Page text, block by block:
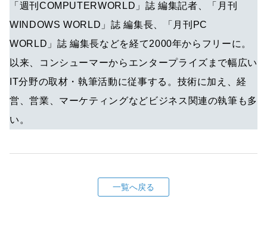
「週刊COMPUTERWORLD」誌 編集記者、「月刊
WINDOWS WORLD」誌 編集長、「月刊PC
WORLD」誌 編集長などを経て2000年からフリーに。
以来、コンシューマーからエンタープライズまで幅広い
IT分野の取材・執筆活動に従事する。技術に加え、経
営、営業、マーケティングなどビジネス関連の執筆も多
い。
一覧へ戻る